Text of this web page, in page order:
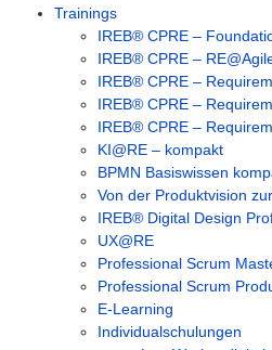
Trainings
IREB® CPRE –
IREB® CPRE –
IREB® CPRE –
IREB® CPRE –
IREB® CPRE –
KI@RE – kompakt
BPMN Basiswissen
Von der Produktvision
IREB® Digital Design
UX@RE
Professional Scrum
Professional Scrum
E-Learning
Individualschulungen